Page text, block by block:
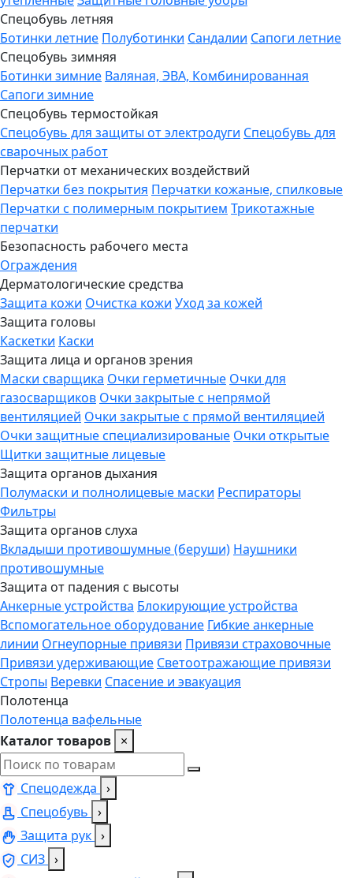
Спецобувь летняя
Ботинки летние Полуботинки Сандалии Сапоги летние
Спецобувь зимняя
Ботинки зимние Валяная, ЭВА, Комбинированная
Сапоги зимние
Спецобувь термостойкая
Спецобувь для защиты от электродуги Спецобувь для
сварочных работ
Перчатки от механических воздействий
Перчатки без покрытия Перчатки кожаные, спилковые
Перчатки с полимерным покрытием Трикотажные
перчатки
Безопасность рабочего места
Ограждения
Дерматологические средства
Защита кожи Очистка кожи Уход за кожей
Защита головы
Каскетки Каски
Защита лица и органов зрения
Маски сварщика Очки герметичные Очки для
газосварщиков Очки закрытые с непрямой
вентиляцией Очки закрытые с прямой вентиляцией
Очки защитные специализированые Очки открытые
Щитки защитные лицевые
Защита органов дыхания
Полумаски и полнолицевые маски Респираторы
Фильтры
Защита органов слуха
Вкладыши противошумные (беруши) Наушники
противошумные
Защита от падения с высоты
Анкерные устройства Блокирующие устройства
Вспомогательное оборудование Гибкие анкерные
линии Огнеупорные привязи Привязи страховочные
Привязи удерживающие Светоотражающие привязи
Стропы Веревки Спасение и эвакуация
Полотенца
Полотенца вафельные
Каталог товаров ×
Спецодежда ›
Спецобувь ›
Защита рук ›
СИЗ ›